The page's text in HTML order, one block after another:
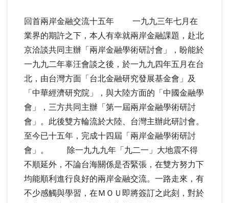
回首兩岸金融交流十五年 一九九三年七月在
業界的期許之下，本人有幸就兩岸金融課題，赴北
京洽談共同主辦「兩岸金融學術研討會」，盼能於
一九九二年辜汪會談之後，於一九九四年五月在台
北，由台灣方面「台北金融研究發展基金會」及
「中華經濟研究院」，與大陸方面的「中國金融學
會」，三方共同主辦「第一屆兩岸金融學術研討
會」。此後雙方輪流於大陸、台灣主辦此研討會。
至今已十五年，完成十四屆「兩岸金融學術研討
會」。 除一九九九年「九二一」大地震不得
不順延外，不論台海關係是否緊張，在雙方努力下
均能順利進行良好的兩岸金融交流。一路走來，有
不少感觸與學習，在ＭＯＵ即將簽訂之此刻，對於